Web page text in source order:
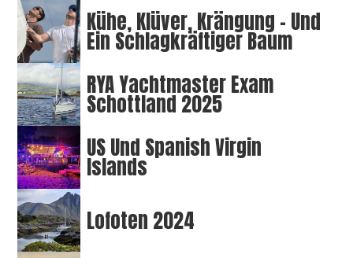
Kühe, Klüver, Krängung – Und
Ein Schlagkräftiger Baum
RYA Yachtmaster Exam
Schottland 2025
US Und Spanish Virgin
Islands
Lofoten 2024